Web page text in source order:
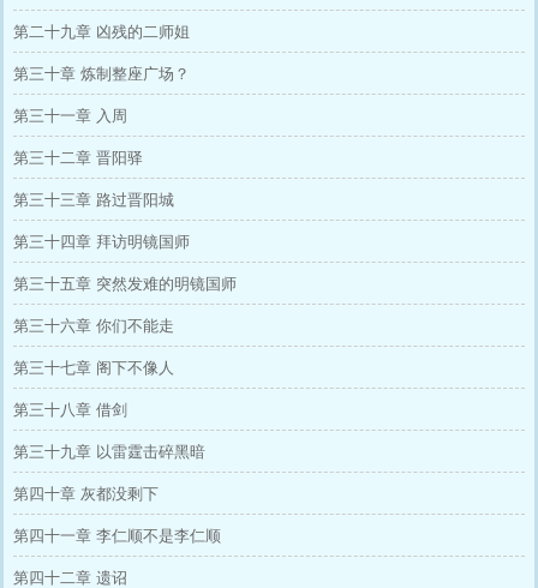
第二十九章 凶残的二师姐
第三十章 炼制整座广场？
第三十一章 入周
第三十二章 晋阳驿
第三十三章 路过晋阳城
第三十四章 拜访明镜国师
第三十五章 突然发难的明镜国师
第三十六章 你们不能走
第三十七章 阁下不像人
第三十八章 借剑
第三十九章 以雷霆击碎黑暗
第四十章 灰都没剩下
第四十一章 李仁顺不是李仁顺
第四十二章 遗诏